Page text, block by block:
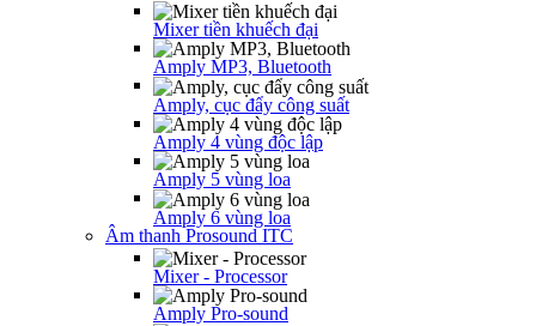
Mixer tiền khuếch đại
Amply MP3, Bluetooth
Amply, cục đẩy công suất
Amply 4 vùng độc lập
Amply 5 vùng loa
Amply 6 vùng loa
Âm thanh Prosound ITC
Mixer - Processor
Amply Pro-sound